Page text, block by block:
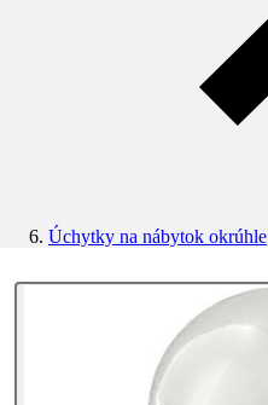
Úchytky na nábytok okrúhle